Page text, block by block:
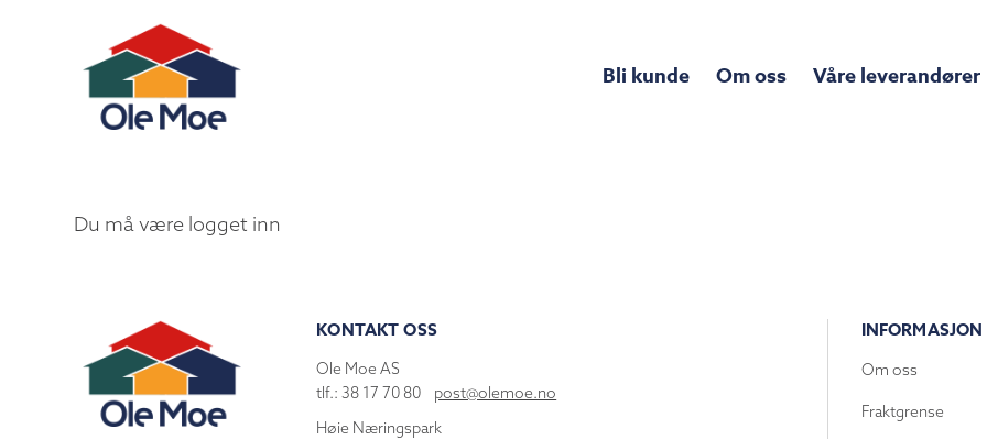
Bli kunde Om oss Våre leverandører
Du må være logget inn
KONTAKT OSS
Ole Moe AS
tlf.: 38 17 70 80 post@olemoe.no
Høie Næringspark
INFORMASJON
Om oss
Fraktgrense